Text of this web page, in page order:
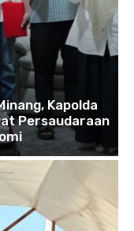
Kapolda
Persaudaraan